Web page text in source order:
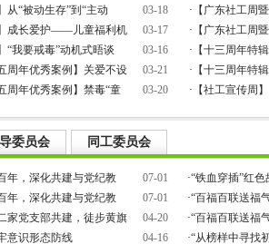
03-18
从“被动生存”到“主动
03-17
成长爱护——儿童福利机
03-16
“我要戒毒”动机式晤谈
03-21
周年优秀案例】关爱不设
03-20
周年优秀案例】禁毒“童
· 【广东社工周
· 【广东社工周
· 【十三周年特
· 【十三周年特
· 【社工宣传周
委员会 同工委员会
07-01
年，深化共建与党纪教
07-01
年，深化共建与党纪教
04-20
家党支部共建，徒步黄旗
04-16
意识形态防线
·“铁血穿插”红
·“百福百联送福
·“百福百联送福
·“从榜样中寻找